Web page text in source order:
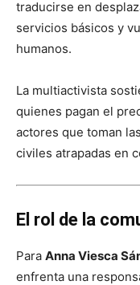
traducirse en
servicios básicos y
humanos.
La multiactivista
quienes pagan el
actores que toman
civiles atrapadas en
El rol de la
Para Anna Viesca
enfrenta una